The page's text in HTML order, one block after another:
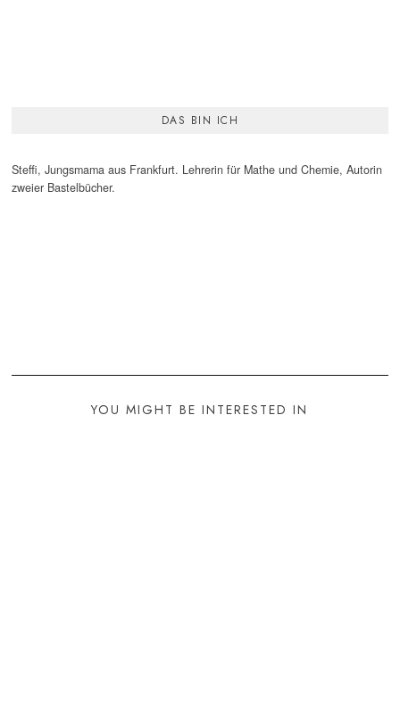
DAS BIN ICH
Steffi, Jungsmama aus Frankfurt. Lehrerin für Mathe und Chemie, Autorin
zweier Bastelbücher.
YOU MIGHT BE INTERESTED IN